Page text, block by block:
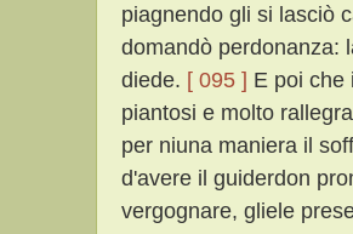
piagnendo gli si lasciò
domandò perdonanza:
diede. [ 095 ] E poi che
piantosi e molto
per niuna maniera il
d'avere il guiderdon
vergognare, gliele